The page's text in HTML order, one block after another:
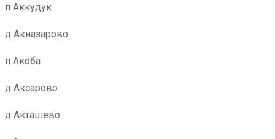
п Аккудук
д Акназарово
п Акоба
д Аксарово
д Акташево